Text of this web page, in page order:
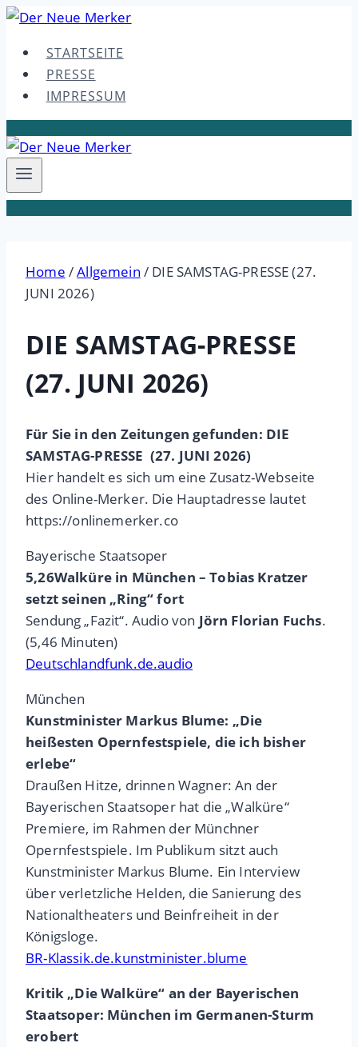
Skip
contentSTARTSEITE
PRESSE
IMPRESSUM
Home /Allgemein / DIE SAMSTAG-PRESSE (27.
JUNI 2026)
DIE SAMSTAG-PRESSE
(27. JUNI 2026)
Für Sie in den Zeitungen gefunden: DIE
SAMSTAG-PRESSE (27. JUNI 2026)
Hier handelt es sich um eine Zusatz-Webseite
des Online-Merker. Die Hauptadresse lautet
https://onlinemerker.co
Bayerische Staatsoper
5,26Walküre in München – Tobias Kratzer
setzt seinen „Ring“ fort
Sendung „Fazit“. Audio von Jörn Florian Fuchs.
(5,46 Minuten)
Deutschlandfunk.de.audio
München
Kunstminister Markus Blume: „Die
heißesten Opernfestspiele, die ich bisher
erlebe“
Draußen Hitze, drinnen Wagner: An der
Bayerischen Staatsoper hat die „Walküre“
Premiere, im Rahmen der Münchner
Opernfestspiele. Im Publikum sitzt auch
Kunstminister Markus Blume. Ein Interview
über verletzliche Helden, die Sanierung des
Nationaltheaters und Beinfreiheit in der
Königsloge.
BR-Klassik.de.kunstminister.blume
Kritik „Die Walküre“ an der Bayerischen
Staatsoper: München im Germanen-Sturm
erobert